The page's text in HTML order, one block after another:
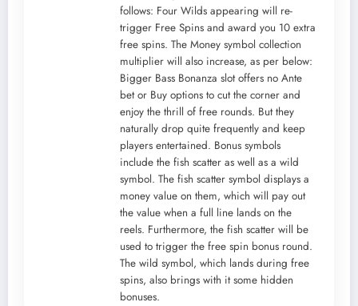
follows: Four Wilds appearing will re-
trigger Free Spins and award you 10 extra
free spins. The Money symbol collection
multiplier will also increase, as per below:
Bigger Bass Bonanza slot offers no Ante
bet or Buy options to cut the corner and
enjoy the thrill of free rounds. But they
naturally drop quite frequently and keep
players entertained. Bonus symbols
include the fish scatter as well as a wild
symbol. The fish scatter symbol displays a
money value on them, which will pay out
the value when a full line lands on the
reels. Furthermore, the fish scatter will be
used to trigger the free spin bonus round.
The wild symbol, which lands during free
spins, also brings with it some hidden
bonuses.